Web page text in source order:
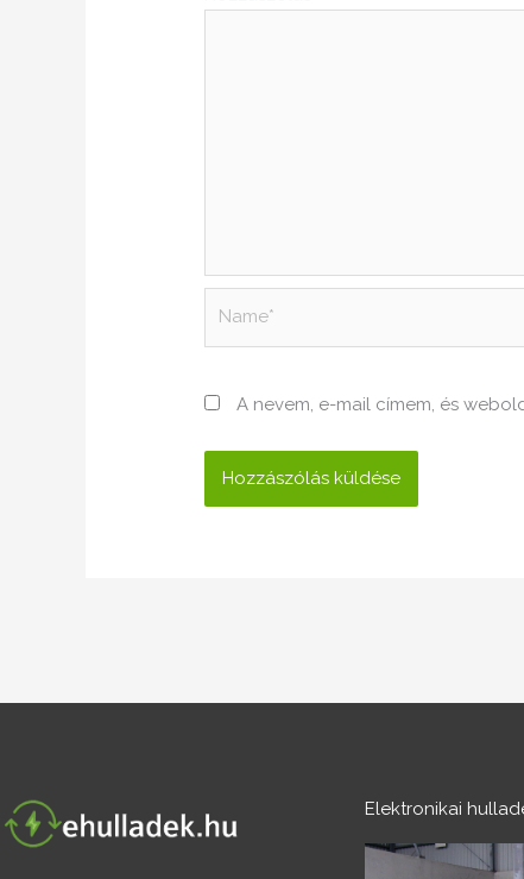
A nevem, e-mail címem, és
Elektronikai